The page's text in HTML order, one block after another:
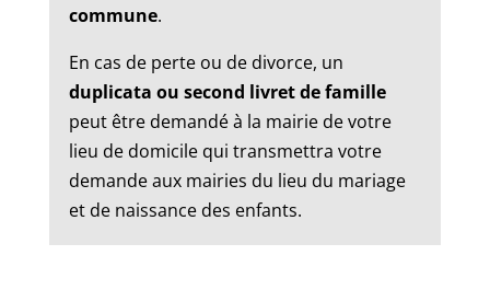
commune.
En cas de perte ou de divorce, un
duplicata ou second livret de famille
peut être demandé à la mairie de votre
lieu de domicile qui transmettra votre
demande aux mairies du lieu du mariage
et de naissance des enfants.